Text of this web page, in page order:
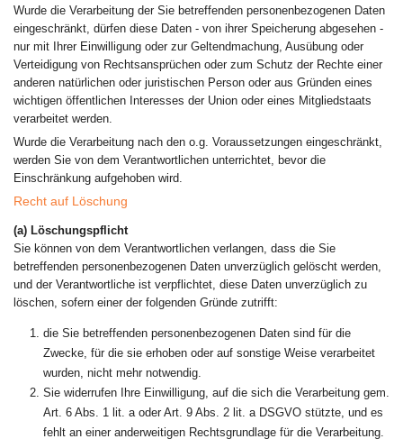
Wurde die Verarbeitung der Sie betreffenden personenbezogenen Daten
eingeschränkt, dürfen diese Daten - von ihrer Speicherung abgesehen -
nur mit Ihrer Einwilligung oder zur Geltendmachung, Ausübung oder
Verteidigung von Rechtsansprüchen oder zum Schutz der Rechte einer
anderen natürlichen oder juristischen Person oder aus Gründen eines
wichtigen öffentlichen Interesses der Union oder eines Mitgliedstaats
verarbeitet werden.
Wurde die Verarbeitung nach den o.g. Voraussetzungen eingeschränkt,
werden Sie von dem Verantwortlichen unterrichtet, bevor die
Einschränkung aufgehoben wird.
Recht auf Löschung
(a) Löschungspflicht
Sie können von dem Verantwortlichen verlangen, dass die Sie
betreffenden personenbezogenen Daten unverzüglich gelöscht werden,
und der Verantwortliche ist verpflichtet, diese Daten unverzüglich zu
löschen, sofern einer der folgenden Gründe zutrifft:
die Sie betreffenden personenbezogenen Daten sind für die
Zwecke, für die sie erhoben oder auf sonstige Weise verarbeitet
wurden, nicht mehr notwendig.
Sie widerrufen Ihre Einwilligung, auf die sich die Verarbeitung gem.
Art. 6 Abs. 1 lit. a oder Art. 9 Abs. 2 lit. a DSGVO stützte, und es
fehlt an einer anderweitigen Rechtsgrundlage für die Verarbeitung.